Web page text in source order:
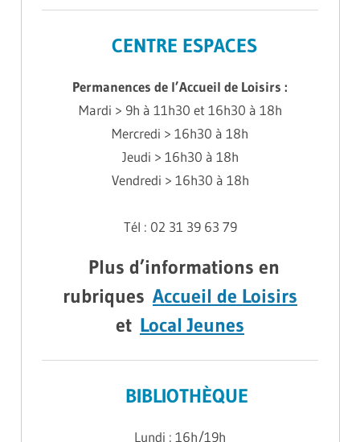
CENTRE ESPACES
Permanences de l’Accueil de Loisirs :
Mardi > 9h à 11h30 et 16h30 à 18h
Mercredi > 16h30 à 18h
Jeudi > 16h30 à 18h
Vendredi > 16h30 à 18h
Tél : 02 31 39 63 79
Plus d’informations en
rubriques Accueil de Loisirs
et Local Jeunes
BIBLIOTHÈQUE
Lundi : 16h/19h